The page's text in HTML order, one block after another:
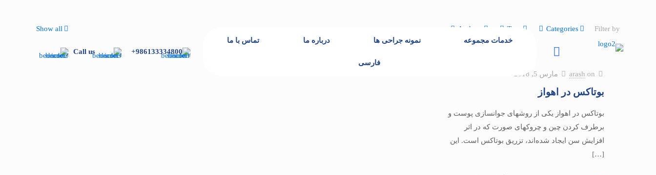
خدمات مجموعه نمونه جراحی ها درباره ما تماس با ما
فارسی
986133334800+
Call us
Filter by
Categories
Tags
Authors
Show all
arash on مارس 5, 2018
بوتاکس در اهواز
بوتاکس در اهواز یکی از روشهای جوانسازی پوست و
برطرف کردن چین و چروکهای صورت که در اثر
افزایش سن ایجاد شده‌اند، تزریق بوتاکس است. این
[…]